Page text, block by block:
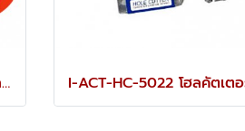
GM21 โฮลซอเจาะสแตนเลส (มิล) G-MAN